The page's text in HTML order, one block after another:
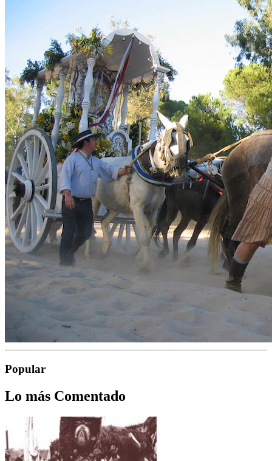
Popular
Lo más Comentado